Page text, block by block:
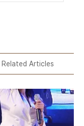
Related Articles